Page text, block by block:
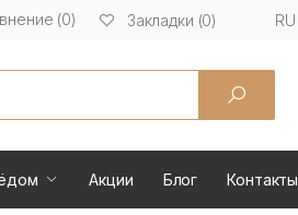
(0) Закладки (0) RU
Акции Блог Контакты